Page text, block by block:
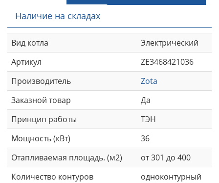
Наличие на складах
Вид котла
Электрический
Артикул
ZE3468421036
Производитель
Zota
Заказной товар
Да
Принцип работы
ТЭН
Мощность (кВт)
36
Отапливаемая площадь. (м2)
от 301 до 400
Количество контуров
одноконтурный